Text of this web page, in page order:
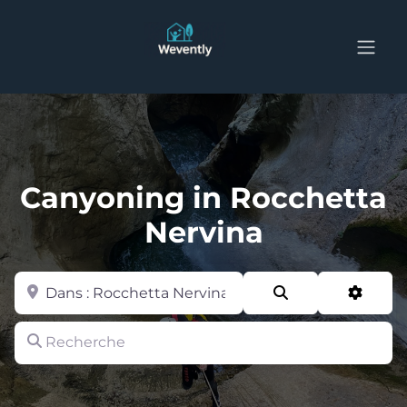
Canyoning in Rocchetta
Nervina
Recherche
Zone